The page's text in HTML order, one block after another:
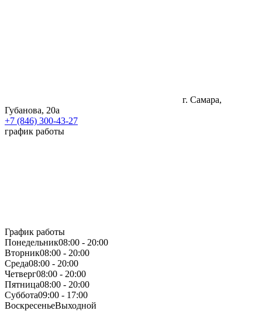
г. Самара,
Губанова, 20а
+7 (846) 300-43-27
график работы
График работы
Понедельник08:00 - 20:00
Вторник08:00 - 20:00
Среда08:00 - 20:00
Четверг08:00 - 20:00
Пятница08:00 - 20:00
Суббота09:00 - 17:00
ВоскресеньеВыходной